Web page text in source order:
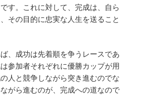
す。これに対して、完成は、自ら
その目的に忠実な人生を送ること
、成功は先着順を争うレースであ
参加者それぞれに優勝カップが用
人と競争しながら突き進むのでな
がら進むのが、完成への道なので